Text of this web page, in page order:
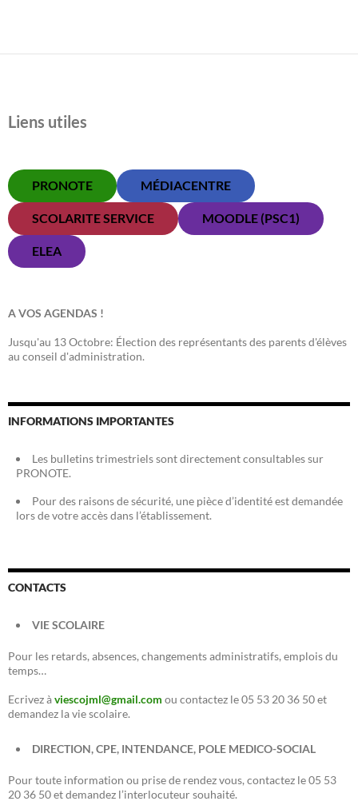
Liens utiles
PRONOTE MÉDIACENTRE
SCOLARITE SERVICE MOODLE (PSC1)
ELEA
A VOS AGENDAS !
Jusqu'au 13 Octobre: Élection des représentants des parents d'élèves
au conseil d'administration.
INFORMATIONS IMPORTANTES
Les bulletins trimestriels sont directement consultables sur
PRONOTE.
Pour des raisons de sécurité, une pièce d’identité est demandée
lors de votre accès dans l’établissement.
CONTACTS
VIE SCOLAIRE
Pour les retards, absences, changements administratifs, emplois du
temps…
Ecrivez àviescojml@gmail.com ou contactez le 05 53 20 36 50 et
demandez la vie scolaire.
DIRECTION, CPE, INTENDANCE, POLE MEDICO-SOCIAL
Pour toute information ou prise de rendez vous, contactez le 05 53
20 36 50 et demandez l’interlocuteur souhaité.